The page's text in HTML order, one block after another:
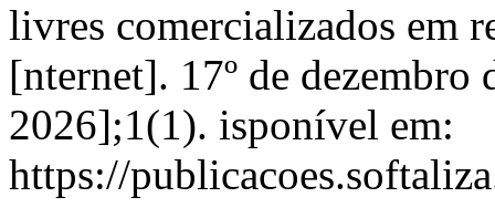
livres comercializados em
[nternet]. 17º de dezembro
2026];1(1). isponível em:
https://